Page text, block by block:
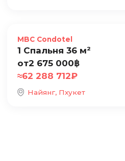
MBC Condotel
1 Спальня 36 м²
от2 675 000฿
≈62 288 712₽
Найянг, Пхукет